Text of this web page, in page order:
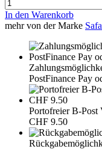
In den Warenkorb
mehr von der Marke
PostFinance Pay
Portofreier B-Post
CHF 9.50